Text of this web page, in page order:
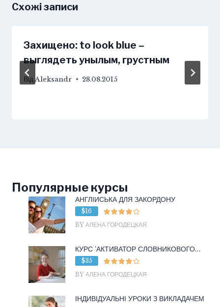
Схожі записи
Захищено: to look blue –
выглядеть унылым, грустным
ВідAleksandr 28.08.2015
Популярные курсы
АНГЛІЙСЬКА ДЛЯ ЗАКОРДОНУ
$16
BY АЛЕНА ГОРОДЕЦКАЯ
КУРС ‘АКТИВАТОР СЛОВНИКОВОГО...
$35
BY АЛЕНА ГОРОДЕЦКАЯ
ІНДИВІДУАЛЬНІ УРОКИ З ВИКЛАДАЧЕМ